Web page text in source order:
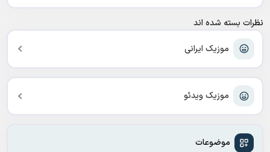
موزیک ایرانی
موزیک ویدئو
موضوعات
نظرات بسته شده اند